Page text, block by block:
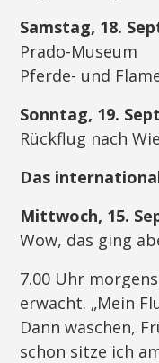
Samstag, 18.
Prado-Museum
Pferde- und
Sonntag, 19.
Rückflug nach
Das
Mittwoch, 15.
Wow, das ging
7.00 Uhr
erwacht. „Mein
Dann waschen,
schon sitze ich